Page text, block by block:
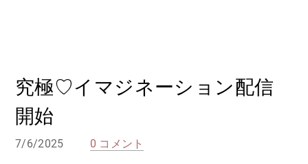
究極♡イマジネーション配信
開始
7/6/2025 0 コメント
contact